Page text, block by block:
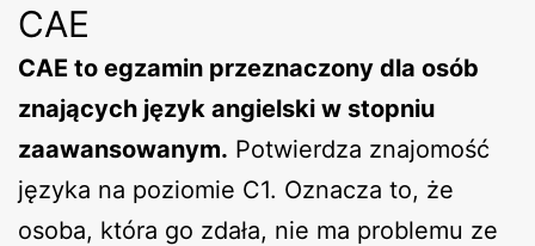
CAE
CAE to egzamin przeznaczony dla osób
znających język angielski w stopniu
zaawansowanym. Potwierdza znajomość
języka na poziomie C1. Oznacza to, że
osoba, która go zdała, nie ma problemu ze